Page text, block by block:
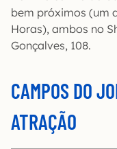
bem próximos (um
Horas), ambos no
Gonçalves, 108.
CAMPOS DO
ATRAÇÃO